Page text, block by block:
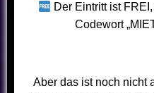
Der Eintritt ist
Codewort
Aber das ist noch nicht